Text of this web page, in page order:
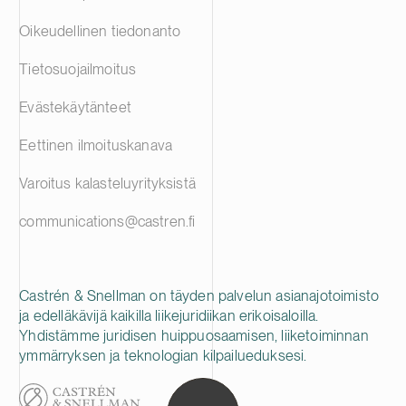
Castrén & Snellman on täyden palvelun asianajotoimisto
ja edelläkävijä kaikilla liikejuridiikan erikoisaloilla.
Yhdistämme juridisen huippuosaamisen, liiketoiminnan
ymmärryksen ja teknologian kilpailueduksesi.
Oikeudellinen tiedonanto
Tietosuojailmoitus
Evästekäytänteet
Eettinen ilmoituskanava
Varoitus kalasteluyrityksistä
communications@castren.fi